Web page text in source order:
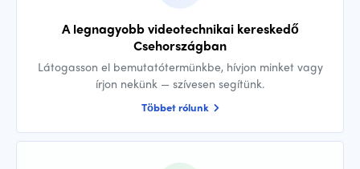
A legnagyobb videotechnikai kereskedő
Csehországban
Látogasson el bemutatótermünkbe, hívjon minket vagy
írjon nekünk — szívesen segítünk.
Többet rólunk